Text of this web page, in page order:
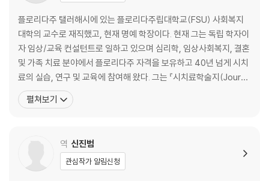
제10장 성인들
제11장 노인들
제12장 죽음과 상실
제4부 연구, 교육과 전문성 개발
제13장 연구
제14장 교육
제5부 특별한 주제들
플로리다주 탤러해시에 있는 플로리다주립대학교(FSU) 사회복지
대학의 교수로 재직했고, 현재 명예 학장이다. 현재 그는 독립 학자이
자 임상/교육 컨설턴트로 일하고 있으며 심리학, 임상사회복지, 결혼
및 가족 치료 분야에서 플로리다주 자격을 보유하고 40년 넘게 시치
료의 실습, 연구 및 교육에 참여해 왔다. 그는 『시치료학술지(Journa
l of Poetry Therapy)』, 『실천, 이론, 연구 및 교육을 위한 다학문
적 학술지(The Interdisciplinary Journal of Practice, Theory,
펼쳐보기
역 신진범
관심작가 알림신청